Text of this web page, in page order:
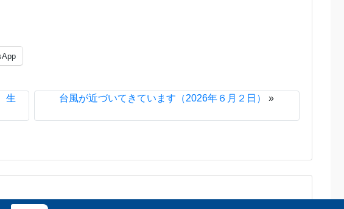
生
台風が近づいてきています（2026年６月２日） »